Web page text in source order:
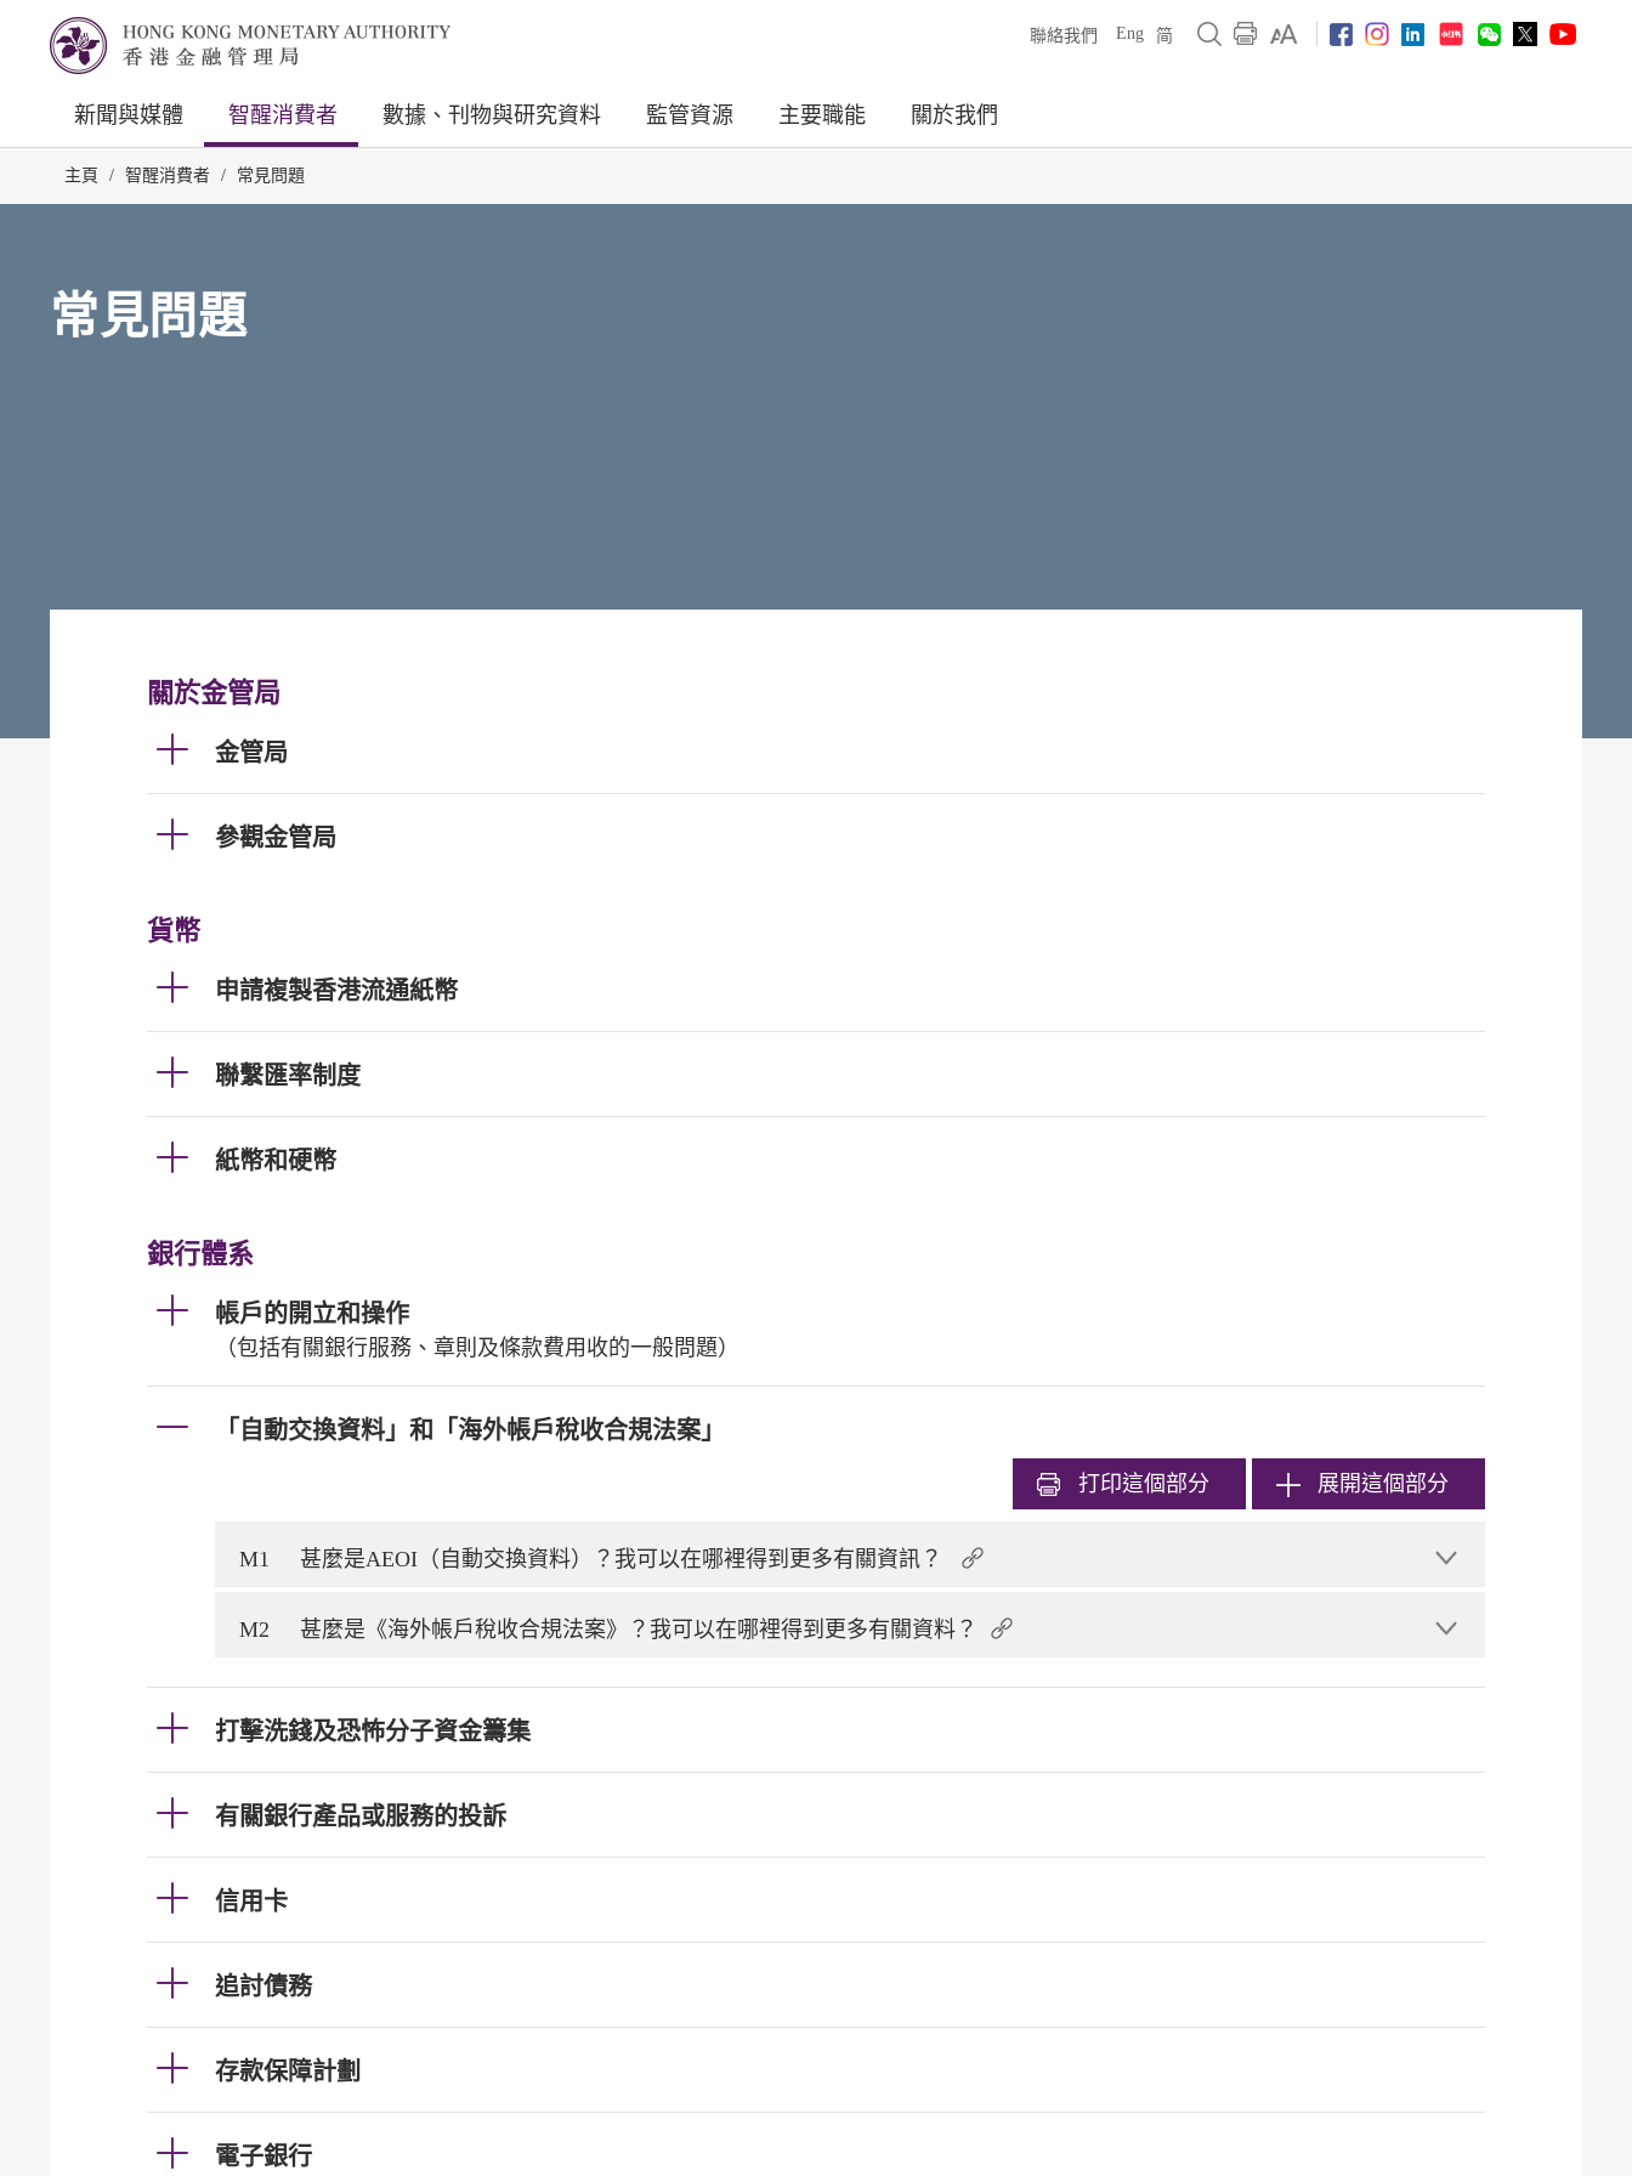
聯絡我們 Eng 简
新聞與媒體 智醒消費者 數據、刊物與研究資料 監管資源 主要職能 關於我們
主頁 / 智醒消費者 / 常見問題
常見問題
關於金管局
金管局
參觀金管局
貨幣
申請複製香港流通紙幣
聯繫匯率制度
紙幣和硬幣
銀行體系
帳戶的開立和操作
（包括有關銀行服務、章則及條款費用收的一般問題）
「自動交換資料」和「海外帳戶稅收合規法案」
打印這個部分 展開這個部分
M1 甚麼是AEOI（自動交換資料）？我可以在哪裡得到更多有關資訊？
M2 甚麼是《海外帳戶稅收合規法案》？我可以在哪裡得到更多有關資料？
打擊洗錢及恐怖分子資金籌集
有關銀行產品或服務的投訴
信用卡
追討債務
存款保障計劃
電子銀行